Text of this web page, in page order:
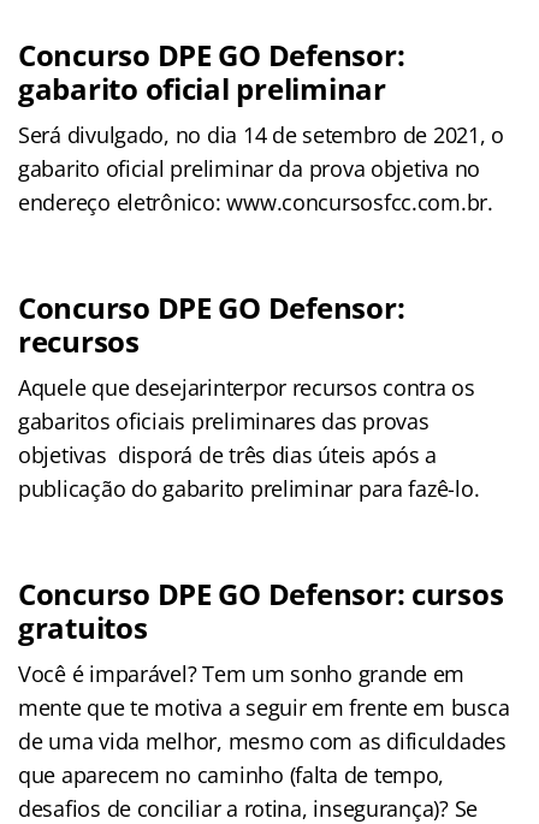
Concurso DPE GO Defensor:
gabarito oficial preliminar
Será divulgado, no dia 14 de setembro de 2021, o
gabarito oficial preliminar da prova objetiva no
endereço eletrônico: www.concursosfcc.com.br.
Concurso DPE GO Defensor:
recursos
Aquele que desejarinterpor recursos contra os
gabaritos oficiais preliminares das provas
objetivas disporá de três dias úteis após a
publicação do gabarito preliminar para fazê-lo.
Concurso DPE GO Defensor: cursos
gratuitos
Você é imparável? Tem um sonho grande em
mente que te motiva a seguir em frente em busca
de uma vida melhor, mesmo com as dificuldades
que aparecem no caminho (falta de tempo,
desafios de conciliar a rotina, insegurança)? Se